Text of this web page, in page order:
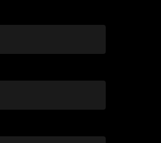
Tendances
Entreprise